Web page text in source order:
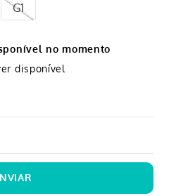
G1
no momento
disponível